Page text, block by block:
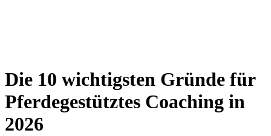
Die 10 wichtigsten Gründe für
Pferdegestütztes Coaching in
2026